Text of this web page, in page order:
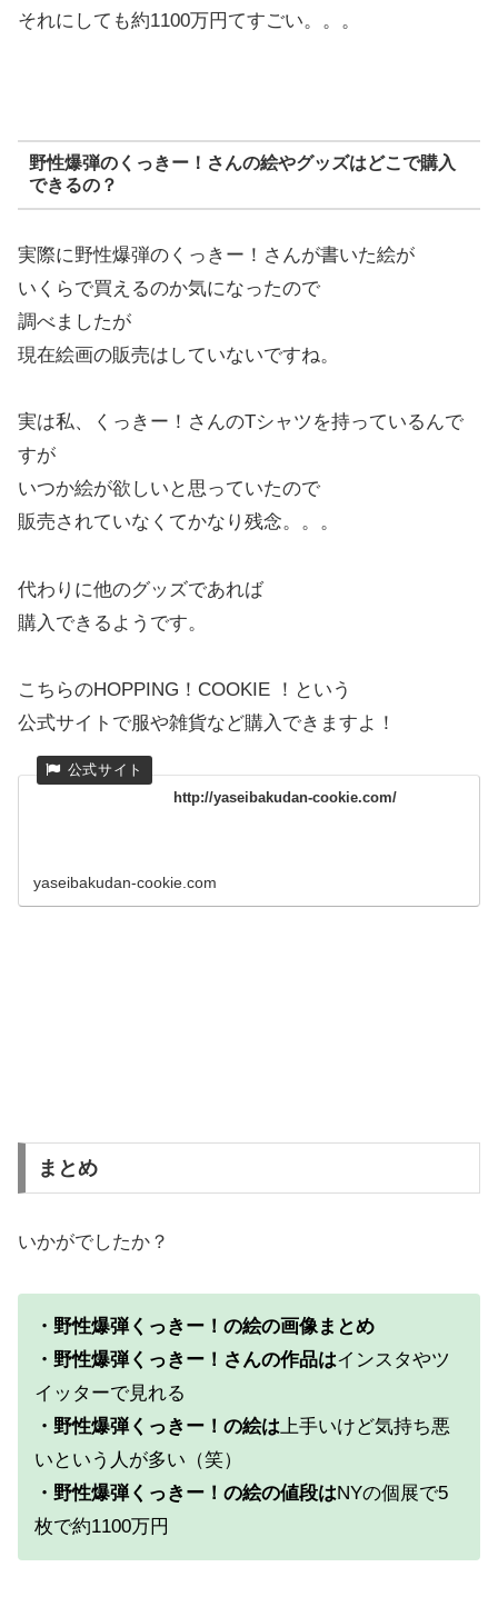
それにしても約1100万円てすごい。。。
野性爆弾のくっきー！さんの絵やグッズはどこで購入
できるの？
実際に野性爆弾のくっきー！さんが書いた絵が
いくらで買えるのか気になったので
調べましたが
現在絵画の販売はしていないですね。
実は私、くっきー！さんのTシャツを持っているんで
すが
いつか絵が欲しいと思っていたので
販売されていなくてかなり残念。。。
代わりに他のグッズであれば
購入できるようです。
こちらのHOPPING！COOKIE ！という
公式サイトで服や雑貨など購入できますよ！
http://yaseibakudan-cookie.com/
yaseibakudan-cookie.com
まとめ
いかがでしたか？
・野性爆弾くっきー！の絵の画像まとめ
・野性爆弾くっきー！さんの作品はインスタやツ
イッターで見れる
・野性爆弾くっきー！の絵は上手いけど気持ち悪
いという人が多い（笑）
・野性爆弾くっきー！の絵の値段はNYの個展で5
枚で約1100万円